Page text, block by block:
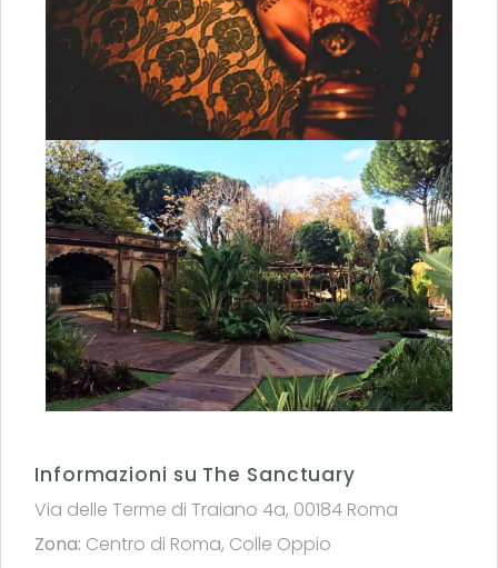
Informazioni su The Sanctuary
Via delle Terme di Traiano 4a, 00184 Roma
Zona: Centro di Roma, Colle Oppio